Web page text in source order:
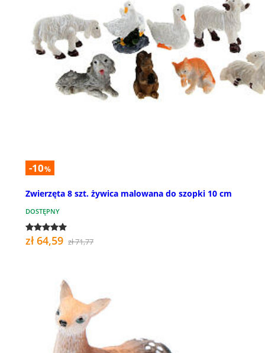
-10%
Zwierzęta 8 szt. żywica malowana do szopki 10 cm
DOSTĘPNY
zł 64,59 zł 71,77